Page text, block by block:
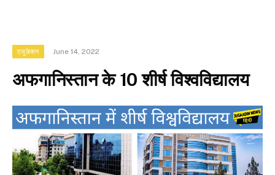
एजुकेशन June 14, 2022
अफगानिस्तान के 10 शीर्ष विश्वविद्यालय